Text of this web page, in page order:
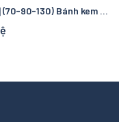
[2955] (70-90-130) Bánh kem tone xanh dương phong cách Hàn Quốc